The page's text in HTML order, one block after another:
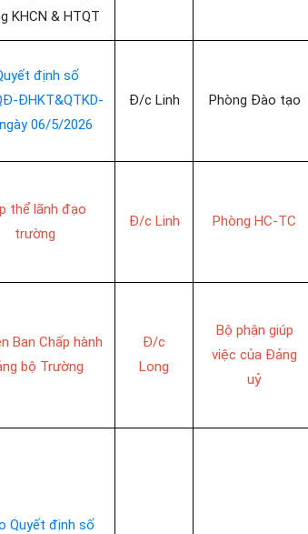
KHCN & HTQT
định số
ĐHKT&QTKD-
06/5/2026
Đ/c Linh Phòng Đào tạo
thể lãnh đạo
trường
Đ/c Linh Phòng HC-TC
Ban Chấp hành
bộ Trường
Đ/c
Long
Bộ phận giúp
việc của Đảng
uỷ
Quyết định số